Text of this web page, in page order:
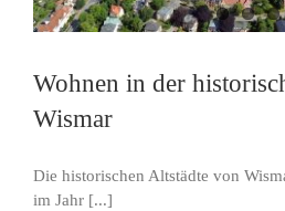
Wohnen in der
Wismar
Die historischen Altstädte von
im Jahr [...]